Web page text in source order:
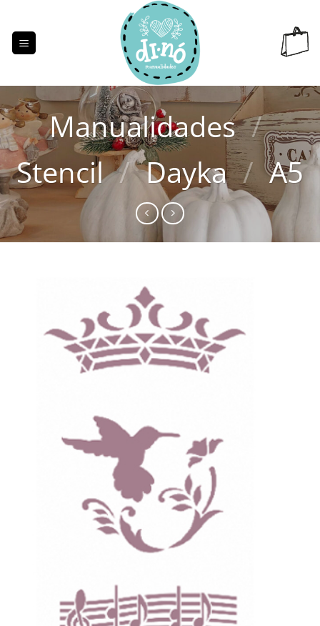
contenido
Manualidades /
Stencil / Dayka / A5